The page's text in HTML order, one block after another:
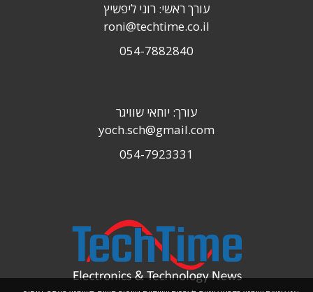
עורך ראשי: רוני ליפשיץ
roni@techtime.co.il
054-7882840
עורך: יוחאי שוויגר
yoch.sch@gmail.com
054-7923331